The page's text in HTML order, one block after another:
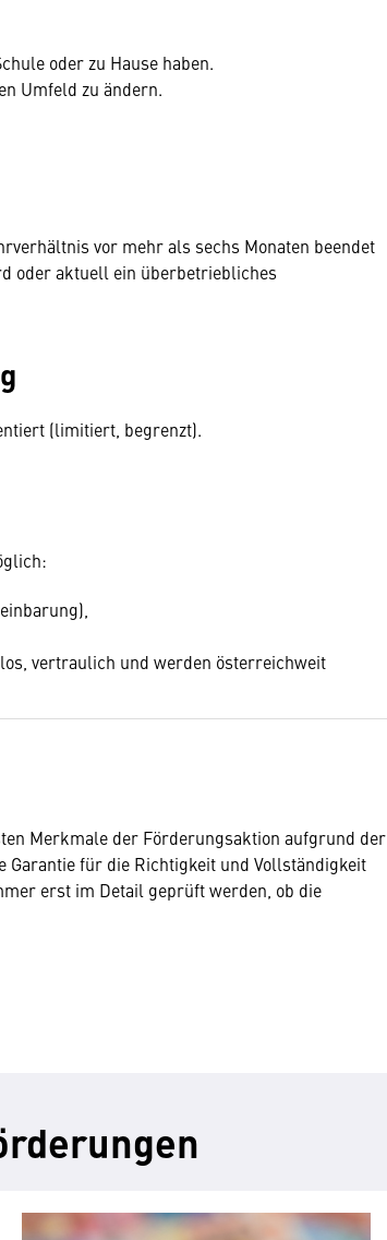
oder zu Hause haben.
Umfeld zu ändern.
vor mehr als sechs Monaten beendet
oder aktuell ein überbetriebliches
(limitiert, begrenzt).
vertraulich und werden österreichweit
Merkmale der Förderungsaktion aufgrund der
für die Richtigkeit und Vollständigkeit
erst im Detail geprüft werden, ob die